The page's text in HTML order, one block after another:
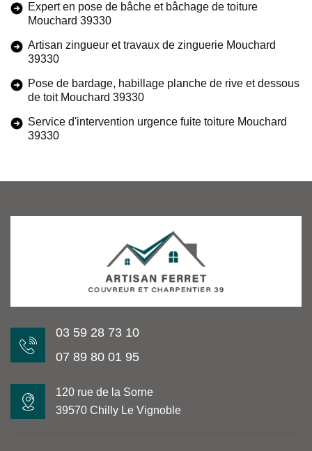
Expert en pose de bâche et bâchage de toiture
Mouchard 39330
Artisan zingueur et travaux de zinguerie Mouchard
39330
Pose de bardage, habillage planche de rive et dessous
de toit Mouchard 39330
Service d'intervention urgence fuite toiture Mouchard
39330
03 59 28 73 10
07 89 80 01 95
120 rue de la Sorne
39570 Chilly Le Vignoble